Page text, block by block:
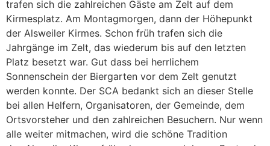
trafen sich die zahlreichen Gäste am Zelt auf dem
Kirmesplatz. Am Montagmorgen, dann der Höhepunkt
der Alsweiler Kirmes. Schon früh trafen sich die
Jahrgänge im Zelt, das wiederum bis auf den letzten
Platz besetzt war. Gut dass bei herrlichem
Sonnenschein der Biergarten vor dem Zelt genutzt
werden konnte. Der SCA bedankt sich an dieser Stelle
bei allen Helfern, Organisatoren, der Gemeinde, dem
Ortsvorsteher und den zahlreichen Besuchern. Nur wenn
alle weiter mitmachen, wird die schöne Tradition